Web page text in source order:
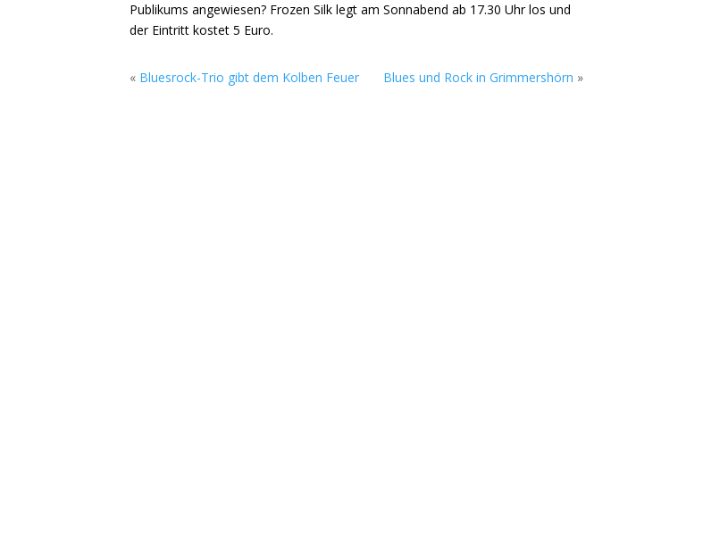
Publikums angewiesen? Frozen Silk legt am Sonnabend ab 17.30 Uhr los und
der Eintritt kostet 5 Euro.
« Bluesrock-Trio gibt dem Kolben Feuer Blues und Rock in Grimmershörn »